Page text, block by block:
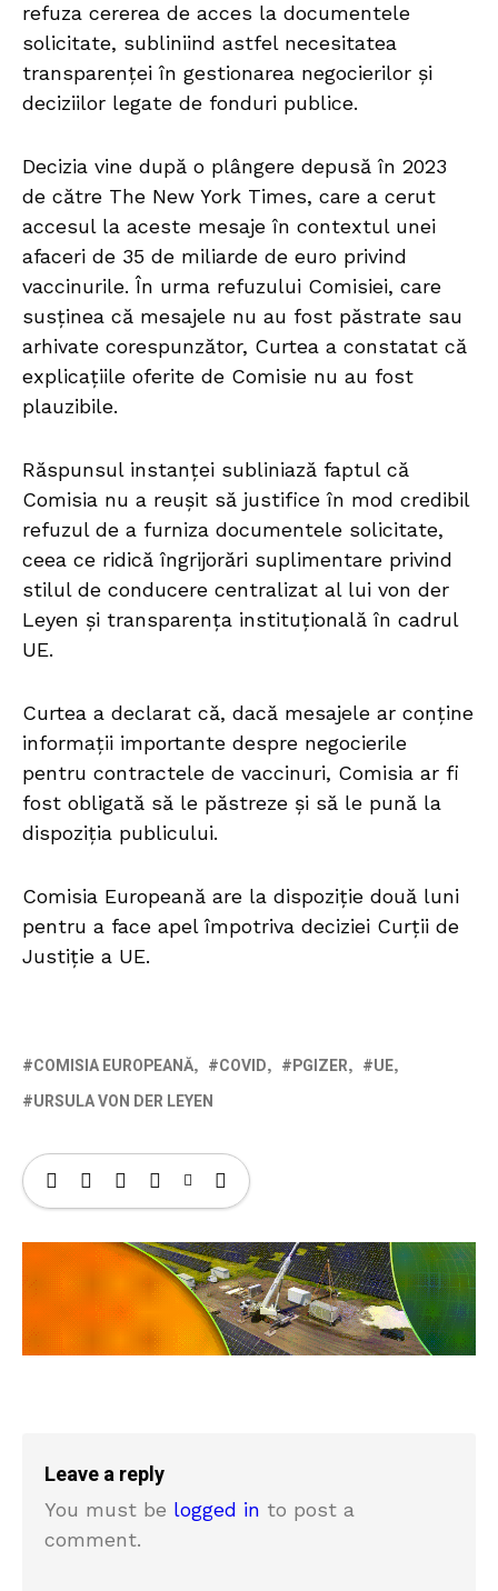
refuza cererea de acces la documentele
solicitate, subliniind astfel necesitatea
transparenței în gestionarea negocierilor și
deciziilor legate de fonduri publice.
Decizia vine după o plângere depusă în 2023
de către The New York Times, care a cerut
accesul la aceste mesaje în contextul unei
afaceri de 35 de miliarde de euro privind
vaccinurile. În urma refuzului Comisiei, care
susținea că mesajele nu au fost păstrate sau
arhivate corespunzător, Curtea a constatat că
explicațiile oferite de Comisie nu au fost
plauzibile.
Răspunsul instanței subliniază faptul că
Comisia nu a reușit să justifice în mod credibil
refuzul de a furniza documentele solicitate,
ceea ce ridică îngrijorări suplimentare privind
stilul de conducere centralizat al lui von der
Leyen și transparența instituțională în cadrul
UE.
Curtea a declarat că, dacă mesajele ar conține
informații importante despre negocierile
pentru contractele de vaccinuri, Comisia ar fi
fost obligată să le păstreze și să le pună la
dispoziția publicului.
Comisia Europeană are la dispoziție două luni
pentru a face apel împotriva deciziei Curții de
Justiție a UE.
COMISIA EUROPEANĂ COVID PGIZER
UE
URSULA VON DER LEYEN
Leave a reply
You must be logged in to post a
comment.